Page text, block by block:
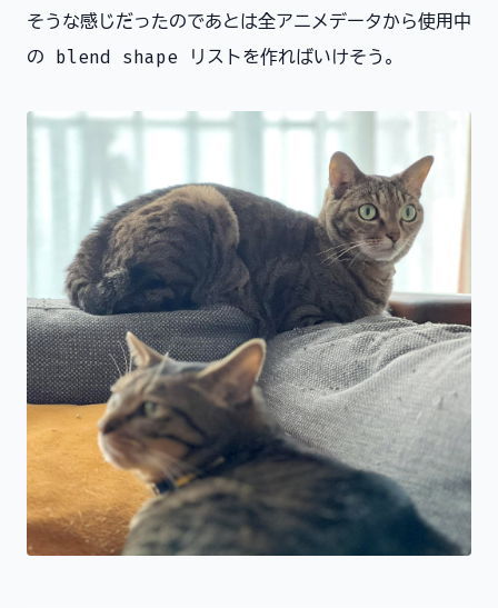
そうな感じだったのであとは全アニメデータから使用中
の blend shape リストを作ればいけそう。